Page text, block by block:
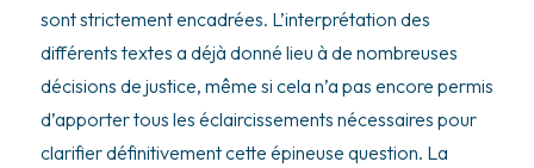
sont strictement encadrées. L’interprétation des
différents textes a déjà donné lieu à de nombreuses
décisions de justice, même si cela n’a pas encore permis
d’apporter tous les éclaircissements nécessaires pour
clarifier définitivement cette épineuse question. La